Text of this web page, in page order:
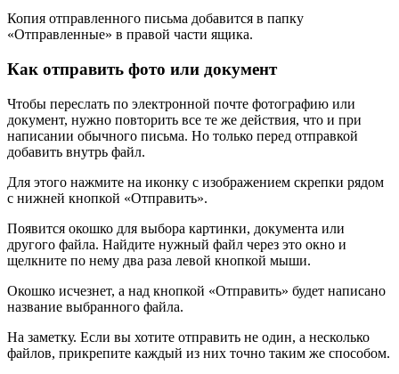
Копия отправленного письма добавится в папку
«Отправленные» в правой части ящика.
Как отправить фото или документ
Чтобы переслать по электронной почте фотографию или
документ, нужно повторить все те же действия, что и при
написании обычного письма. Но только перед отправкой
добавить внутрь файл.
Для этого нажмите на иконку с изображением скрепки рядом
с нижней кнопкой «Отправить».
Появится окошко для выбора картинки, документа или
другого файла. Найдите нужный файл через это окно и
щелкните по нему два раза левой кнопкой мыши.
Окошко исчезнет, а над кнопкой «Отправить» будет написано
название выбранного файла.
На заметку. Если вы хотите отправить не один, а несколько
файлов, прикрепите каждый из них точно таким же способом.